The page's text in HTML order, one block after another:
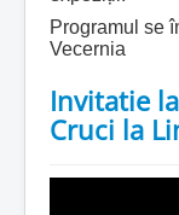
Programul se
Vecernia
Invitatie
Cruci la